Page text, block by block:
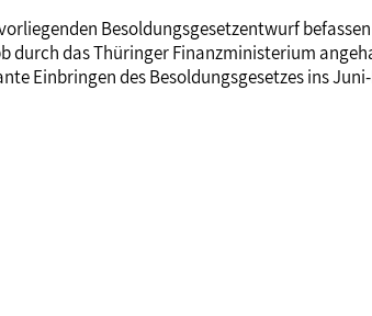
Besoldungsgesetzentwurf
durch das Thüringer Finanzministerium
Einbringen des Besoldungsgesetzes ins